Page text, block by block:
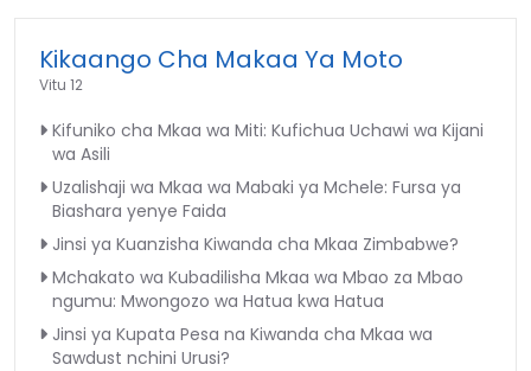
Kikaango Cha Makaa Ya Moto
Vitu 12
Kifuniko cha Mkaa wa Miti: Kufichua Uchawi wa Kijani
wa Asili
Uzalishaji wa Mkaa wa Mabaki ya Mchele: Fursa ya
Biashara yenye Faida
Jinsi ya Kuanzisha Kiwanda cha Mkaa Zimbabwe?
Mchakato wa Kubadilisha Mkaa wa Mbao za Mbao
ngumu: Mwongozo wa Hatua kwa Hatua
Jinsi ya Kupata Pesa na Kiwanda cha Mkaa wa
Sawdust nchini Urusi?